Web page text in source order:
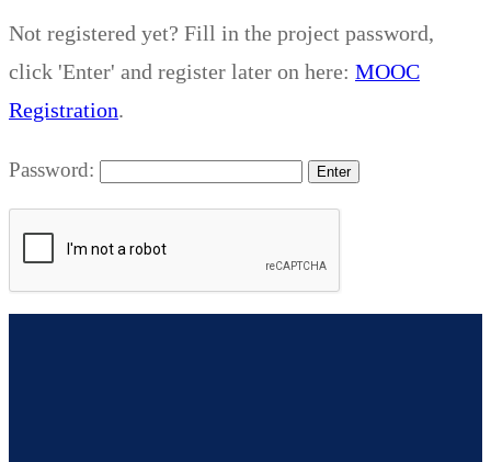
Not registered yet? Fill in the project password,
click 'Enter' and register later on here: MOOC
Registration.
Password: